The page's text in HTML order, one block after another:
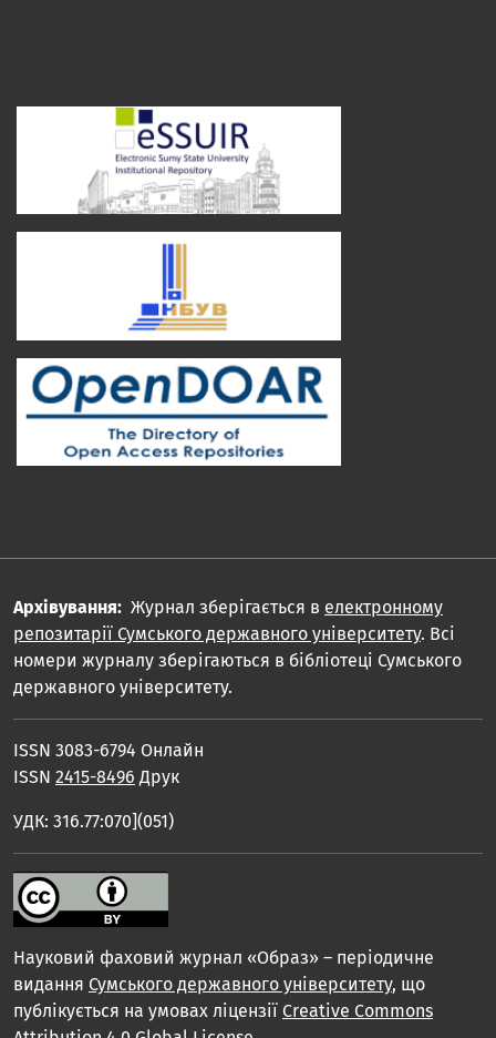
Архівування: Журнал зберігається в електронному
репозитарії Сумського державного університету. Всі
номери журналу зберігаються в бібліотеці Сумського
державного університету.
ISSN 3083-6794 Онлайн
ISSN 2415-8496 Друк
УДК: 316.77:070](051)
Науковий фаховий журнал «Образ» – періодичне
видання Сумського державного університету, що
публікується на умовах ліцензії Creative Commons